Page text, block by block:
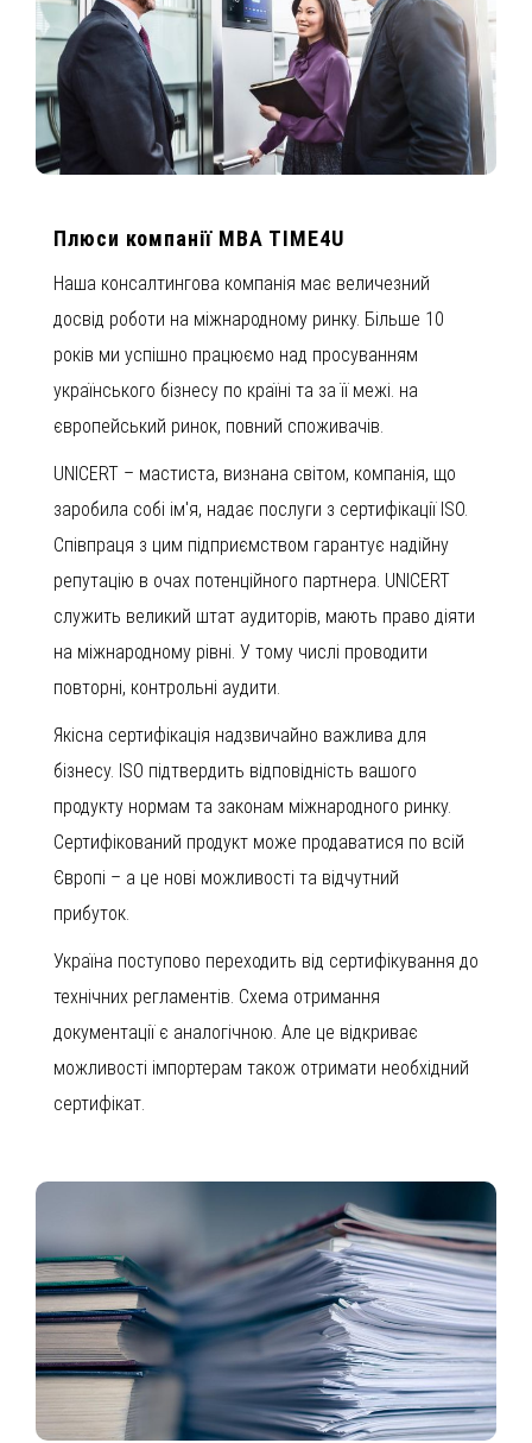
Плюси компанії MBA TIME4U
Наша консалтингова компанія має величезний
досвід роботи на міжнародному ринку. Більше 10
років ми успішно працюємо над просуванням
українського бізнесу по країні та за її межі. на
європейський ринок, повний споживачів.
UNICERT – мастиста, визнана світом, компанія, що
заробила собі ім'я, надає послуги з сертифікації ISO.
Співпраця з цим підприємством гарантує надійну
репутацію в очах потенційного партнера. UNICERT
служить великий штат аудиторів, мають право діяти
на міжнародному рівні. У тому числі проводити
повторні, контрольні аудити.
Якісна сертифікація надзвичайно важлива для
бізнесу. ISO підтвердить відповідність вашого
продукту нормам та законам міжнародного ринку.
Сертифікований продукт може продаватися по всій
Європі – а це нові можливості та відчутний
прибуток.
Україна поступово переходить від сертифікування до
технічних регламентів. Схема отримання
документації є аналогічною. Але це відкриває
можливості імпортерам також отримати необхідний
сертифікат.